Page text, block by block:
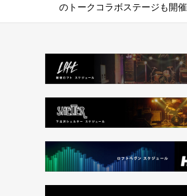
のトークコラボステージも開催